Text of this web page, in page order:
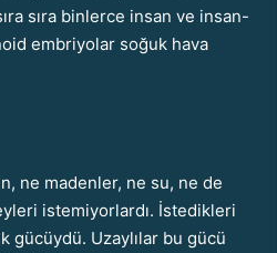
sıra binlerce insan ve insan-
embriyolar soğuk hava
ne madenler, ne su, ne de
istemiyorlardı. İstedikleri
gücüydü. Uzaylılar bu gücü